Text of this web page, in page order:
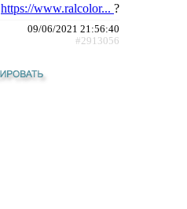
https://www.ralcolor... ?
09/06/2021 21:56:40
#2913056